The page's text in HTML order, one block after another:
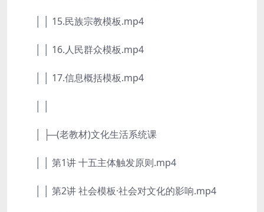
│ │ 15.民族宗教模板.mp4
│ │ 16.人民群众模板.mp4
│ │ 17.信息概括模板.mp4
│ ├─(老教材)文化生活系统课
│ │ 第1讲 十五主体触发原则.mp4
│ │ 第2讲 社会模板·社会对文化的影响.mp4